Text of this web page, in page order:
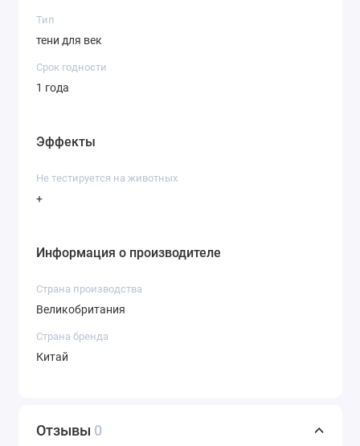
Тип
тени для век
Срок годности
1 года
Эффекты
Не тестируется на животных
+
Информация о производителе
Страна производства
Великобритания
Страна бренда
Китай
Отзывы 0